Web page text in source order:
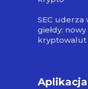
SEC uderza
giełdy:
kryptowalut